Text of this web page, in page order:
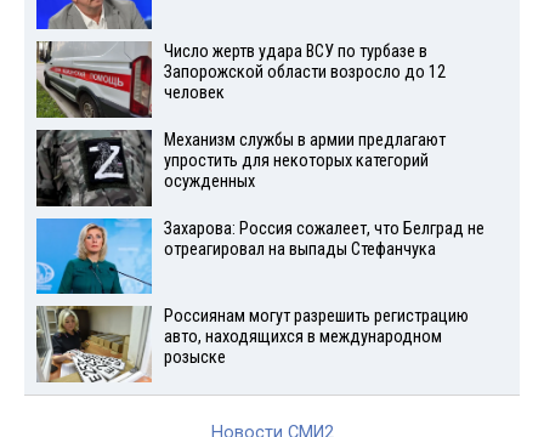
Число жертв удара ВСУ по турбазе в
Запорожской области возросло до 12
человек
Механизм службы в армии предлагают
упростить для некоторых категорий
осужденных
Захарова: Россия сожалеет, что Белград не
отреагировал на выпады Стефанчука
Россиянам могут разрешить регистрацию
авто, находящихся в международном
розыске